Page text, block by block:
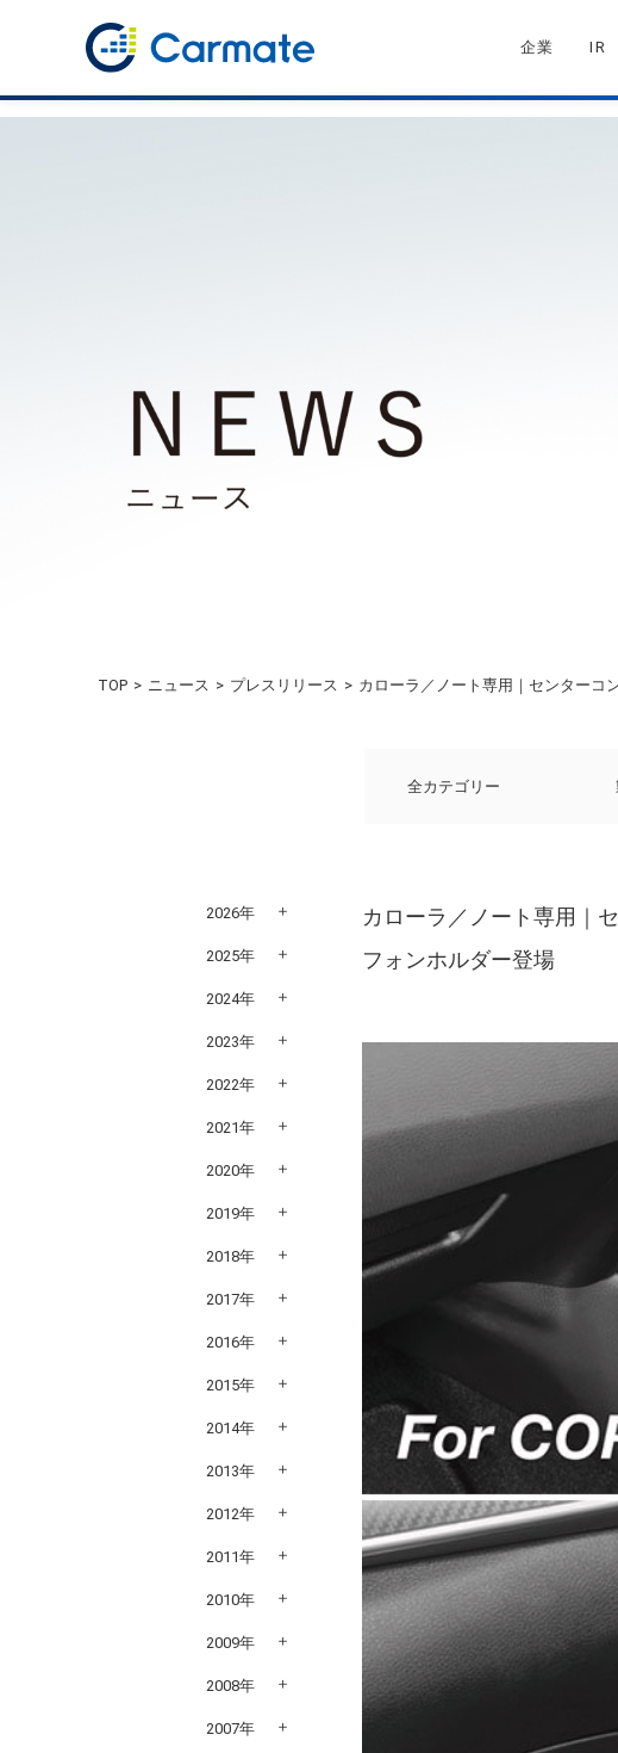
企業 IR
TOP ニュース プレスリリース カローラ／ノート専用｜センターコ
全カテゴリー
カローラ／ノート専用｜
フォンホルダー登場
2026年
2025年
2024年
2023年
2022年
2021年
2020年
2019年
2018年
2017年
2016年
2015年
2014年
2013年
2012年
2011年
2010年
2009年
2008年
2007年